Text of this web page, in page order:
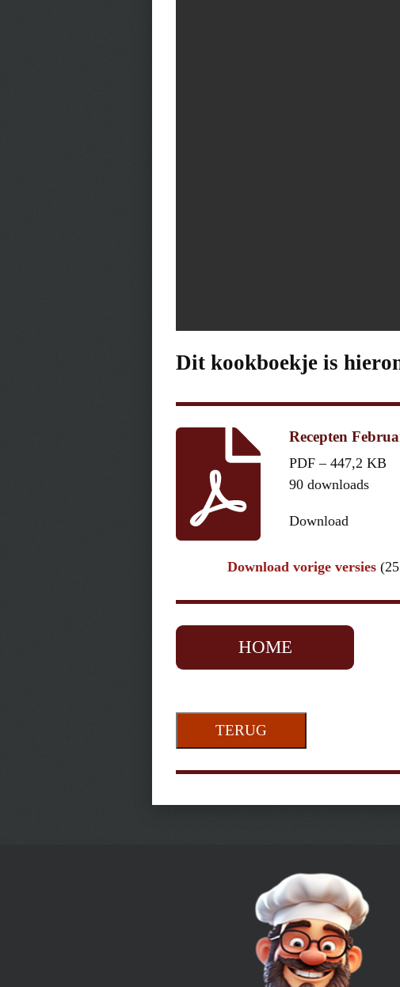
Dit kookboekje is
Recepten
PDF – 447,2 KB
90 downloads
Download
Download vorige versies
HOME
TERUG